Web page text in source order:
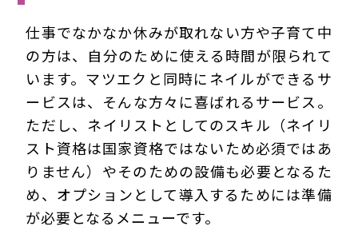
仕事でなかなか休みが取れない方や子育て中
の方は、自分のために使える時間が限られて
います。マツエクと同時にネイルができるサ
ービスは、そんな方々に喜ばれるサービス。
ただし、ネイリストとしてのスキル（ネイリ
スト資格は国家資格ではないため必須ではあ
りません）やそのための設備も必要となるた
め、オプションとして導入するためには準備
が必要となるメニューです。